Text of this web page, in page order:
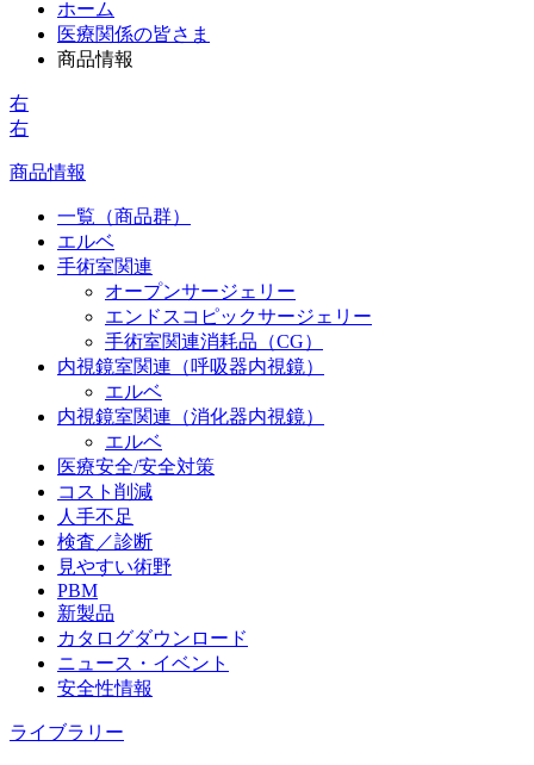
ホーム
医療関係の皆さま
商品情報
右
右
商品情報
一覧（商品群）
エルベ
手術室関連
オープンサージェリー
エンドスコピックサージェリー
手術室関連消耗品（CG）
内視鏡室関連（呼吸器内視鏡）
エルベ
内視鏡室関連（消化器内視鏡）
エルベ
医療安全/安全対策
コスト削減
人手不足
検査／診断
見やすい術野
PBM
新製品
カタログダウンロード
ニュース・イベント
安全性情報
ライブラリー